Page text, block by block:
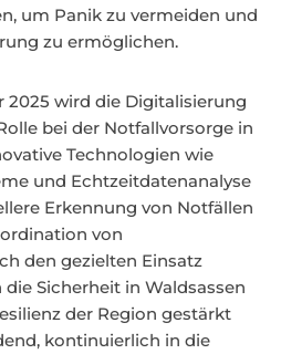
um Panik zu vermeiden und
zu ermöglichen.
2025 wird die Digitalisierung
bei der Notfallvorsorge in
Technologien wie
und Echtzeitdatenanalyse
Erkennung von Notfällen
von
den gezielten Einsatz
Sicherheit in Waldsassen
der Region gestärkt
kontinuierlich in die